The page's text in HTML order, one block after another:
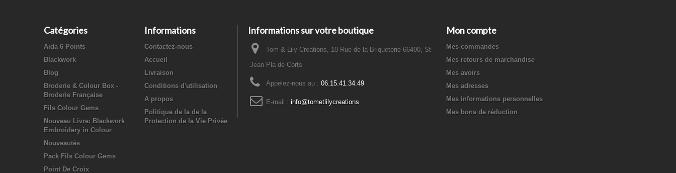
Catégories
Aida 6 Points
Blackwork
Blog
Broderie & Colour Box -
Broderie Française
Fils Colour Gems
Nouveau Livre: Blackwork
Embroidery in Colour
Nouveautés
Pack Fils Colour Gems
Point De Croix
Informations
Contactez-nous
Accueil
Livraison
Conditions d'utilisation
A propos
Politique de la de la
Protection de la Vie Privée
Informations sur votre boutique
Tom & Lily Creations, 10 Rue de la Briqueterie 66490, St
Jean Pla de Corts
Appelez-nous au : 06.15.41.34.49
E-mail : info@tometlilycreations
Mon compte
Mes commandes
Mes retours de marchandise
Mes avoirs
Mes adresses
Mes informations personnelles
Mes bons de réduction